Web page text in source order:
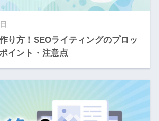
り方！SEOライティングのプロッ
イント・注意点